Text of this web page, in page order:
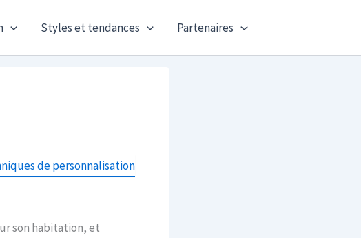
Styles et tendances Partenaires
de personnalisation
son habitation, et